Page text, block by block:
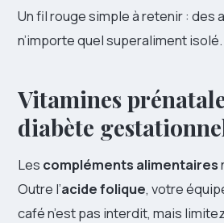
Un fil rouge simple à retenir : des
n’importe quel superaliment isolé.
Vitamines
diabète
Les compléments alimentaires
Outre l’acide folique, votre
café n’est pas interdit, mais